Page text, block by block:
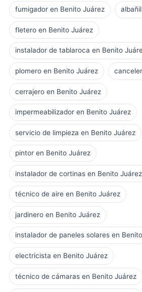
fumigador en Benito Juárez
fletero en Benito Juárez
instalador de tablaroca en Benito
plomero en Benito Juárez
cerrajero en Benito Juárez
impermeabilizador en Benito Juárez
servicio de limpieza en Benito Juárez
pintor en Benito Juárez
instalador de cortinas en Benito Juárez
técnico de aire en Benito Juárez
jardinero en Benito Juárez
instalador de paneles solares en
electricista en Benito Juárez
técnico de cámaras en Benito Juárez